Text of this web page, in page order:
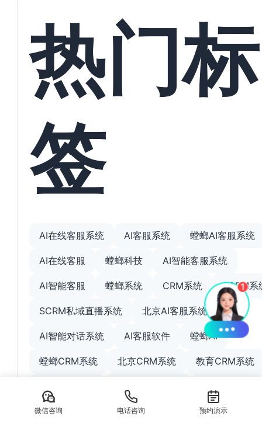
热门标
签
AI在线客服系统 AI客服系统 螳螂AI客服系统
AI在线客服 螳螂科技 AI智能客服系统
AI智能客服 螳螂系统 CRM系统 SCRM系
SCRM私域直播系统 北京AI客服系统
AI智能对话系统 AI客服软件 螳螂AI
螳螂CRM系统 北京CRM系统 教育CRM系统
教育SCRM系统 螳螂SCRM系统 AI客服系统
微信咨询 电话咨询 预约演示